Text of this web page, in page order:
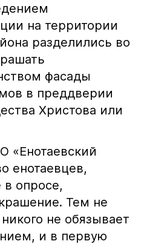
на территории
разделились во
фасады
в преддверии
Христова или
«Енотаевский
енотаевцев,
в опросе,
Тем не
не обязывает
и в первую